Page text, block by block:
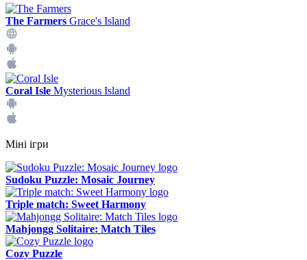
The Farmers Grace's Island
Coral Isle Mysterious Island
Міні ігри
Sudoku Puzzle: Mosaic Journey
Triple match: Sweet Harmony
Mahjongg Solitaire: Match Tiles
Cozy Puzzle